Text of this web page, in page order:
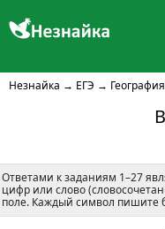
Незнайка → ЕГЭ → География
Ответами к заданиям 1–27
цифр или слово
поле. Каждый символ пишите